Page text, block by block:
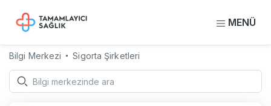
MENÜ
Bilgi Merkezi Sigorta Şirketleri